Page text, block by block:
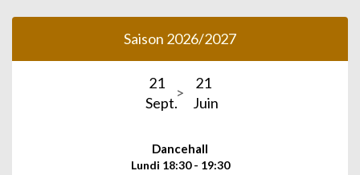
Saison 2026/2027
21
Sept.
21
Juin
Dancehall
Lundi 18:30 - 19:30